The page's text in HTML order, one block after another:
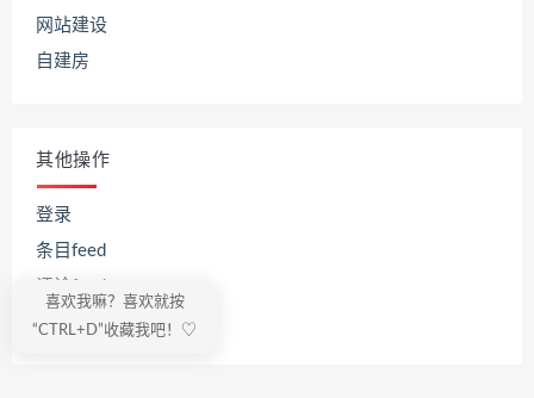
网站建设
自建房
其他操作
登录
条目feed
WordPress.org
喜欢我嘛？喜欢就按
“CTRL+D”收藏我吧！♡